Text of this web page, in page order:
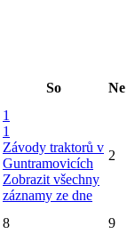
So Ne
1
1
Závody traktorů v
Guntramovicích
Zobrazit všechny
záznamy ze dne
2
8 9